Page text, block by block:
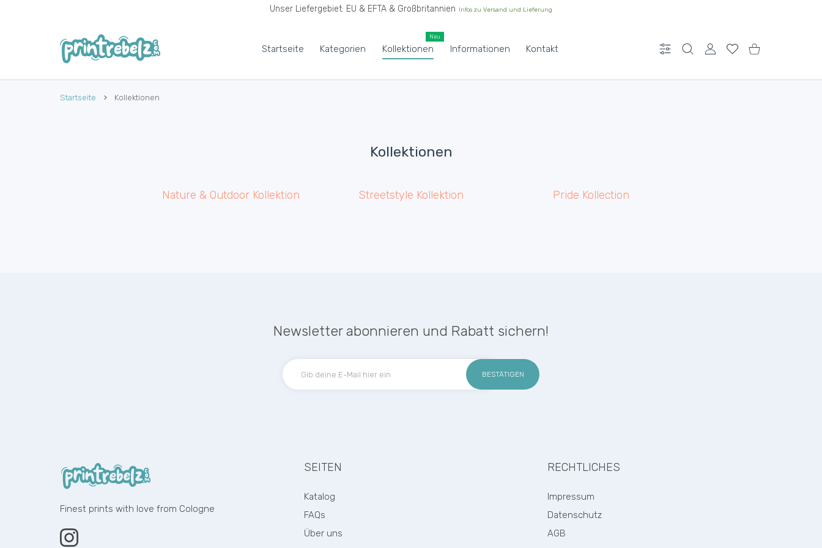
Unser Liefergebiet: EU & EFTA & Großbritannien Infos zu Versand und Lieferung
Startseite Kategorien Kollektionen
Neu
Informationen Kontakt Einstellungen BENUTZERKONTO
WunschlisteEinkaufswagen
Startseite Kollektionen
Kollektionen
Nature & Outdoor Kollektion Streetstyle Kollektion Pride Kollection
Newsletter abonnieren und Rabatt sichern!
BESTÄTIGEN
Finest prints with love from Cologne
Instagram
SEITEN
Katalog
FAQs
Über uns
RECHTLICHES
Impressum
Datenschutz
AGB